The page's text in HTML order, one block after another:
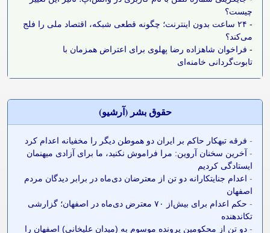
چیست؟
-
۲۴ ساعت بدون اینترنت؛ چگونه قطعی شبکه، اقتصاد ملی را فلج
می‌کند؟
- فراخوان شاهزاده رضا پهلوی برای اعتراض همزمان با
تابوت‌گردانی خامنه‌ای
حقوق بشر (آرشيو)
- فرقه تبهکار حاکم بر ایران دو هموطن دیگر را مخفیانه اعدام کرد
- آخرین سخنان آروین: مرا فراموش نکنید، ما برای آزادی میهنمان
ایستادگی کردیم
- اعدام جنایتکارانه دو تن از معترضان دی‌ماه در برابر دیدگان مردم
اصفهان
-
حکم اعدام برای بیش‌از ۷۰ معترض دی‌ماه در اصفهان؛ گزارشی
تکاندهنده
- دو تن از محکومین پرونده موسوم به (میدان علیخانی) اصفهان را